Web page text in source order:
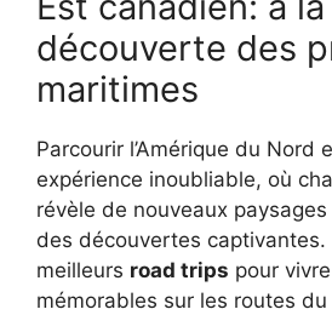
découverte des
maritimes
Parcourir l’Amérique du Nord
expérience inoubliable, où
révèle de nouveaux
des découvertes captivantes.
meilleurs road trips pour
mémorables sur les routes